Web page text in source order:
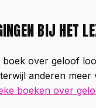
BIJ HET
over geloof
anderen
boeken over